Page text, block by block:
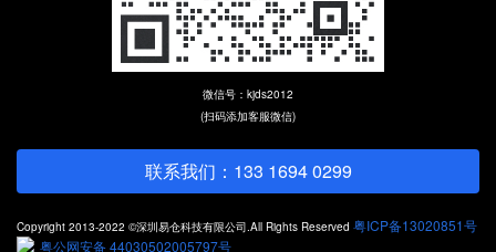
微信号：kjds2012
(扫码添加客服微信)
联系我们：133 1694 0299
Copyright 2013-2022 ©深圳易仓科技有限公司.All Rights Reserved 粤ICP备13020851号
粤公网安备 44030502005797号